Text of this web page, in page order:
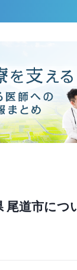
尾道市につ